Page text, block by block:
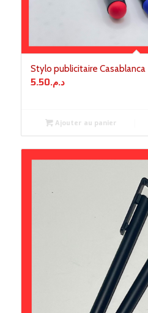
Stylo publicitaire Casablanca
د.م.5.50
Ajouter au panier